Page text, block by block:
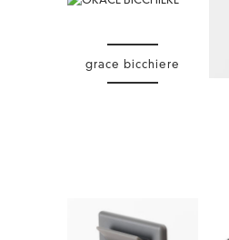
grace bicchiere